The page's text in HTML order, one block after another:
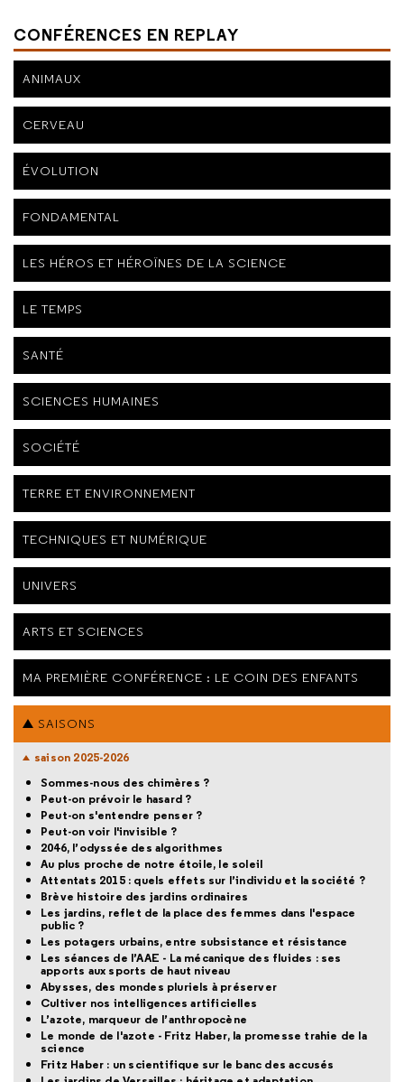
CONFÉRENCES EN REPLAY
ANIMAUX
CERVEAU
ÉVOLUTION
FONDAMENTAL
LES HÉROS ET HÉROÏNES DE LA SCIENCE
LE TEMPS
SANTÉ
SCIENCES HUMAINES
SOCIÉTÉ
TERRE ET ENVIRONNEMENT
TECHNIQUES ET NUMÉRIQUE
UNIVERS
ARTS ET SCIENCES
MA PREMIÈRE CONFÉRENCE : LE COIN DES ENFANTS
SAISONS
saison 2025-2026
Sommes-nous des chimères ?
Peut-on prévoir le hasard ?
Peut-on s'entendre penser ?
Peut-on voir l'invisible ?
2046, l’odyssée des algorithmes
Au plus proche de notre étoile, le soleil
Attentats 2015 : quels effets sur l’individu et la société ?
Brève histoire des jardins ordinaires
Les jardins, reflet de la place des femmes dans l'espace
public ?
Les potagers urbains, entre subsistance et résistance
Les séances de l’AAE - La mécanique des fluides : ses
apports aux sports de haut niveau
Abysses, des mondes pluriels à préserver
Cultiver nos intelligences artificielles
L’azote, marqueur de l’anthropocène
Le monde de l'azote - Fritz Haber, la promesse trahie de la
science
Fritz Haber : un scientifique sur le banc des accusés